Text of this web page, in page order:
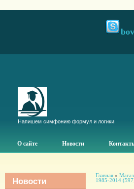
Напишем симфонию формул и логики
О сайте Новости
Новости
Главная»
1985-2014